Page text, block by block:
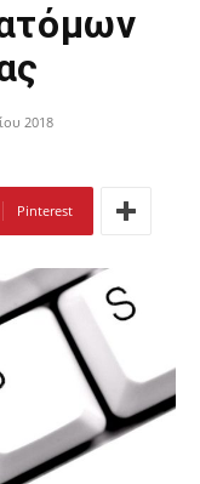
2018
Pinterest